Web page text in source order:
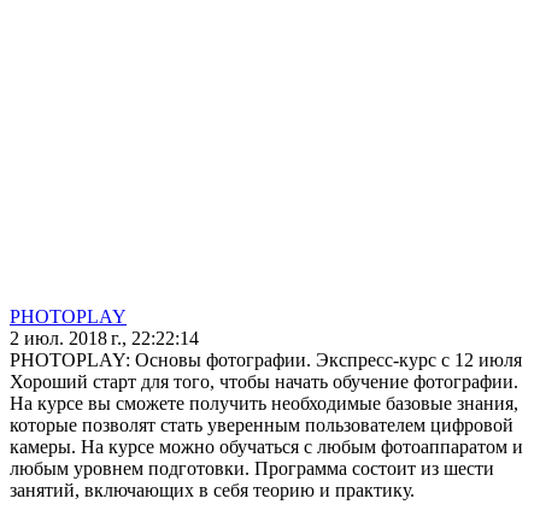
PHOTOPLAY
2 июл. 2018 г., 22:22:14
PHOTOPLAY: Основы фотографии. Экспресс-курс с 12 июля
Хороший старт для того, чтобы начать обучение фотографии.
На курсе вы сможете получить необходимые базовые знания,
которые позволят стать уверенным пользователем цифровой
камеры. На курсе можно обучаться с любым фотоаппаратом и
любым уровнем подготовки. Программа состоит из шести
занятий, включающих в себя теорию и практику.